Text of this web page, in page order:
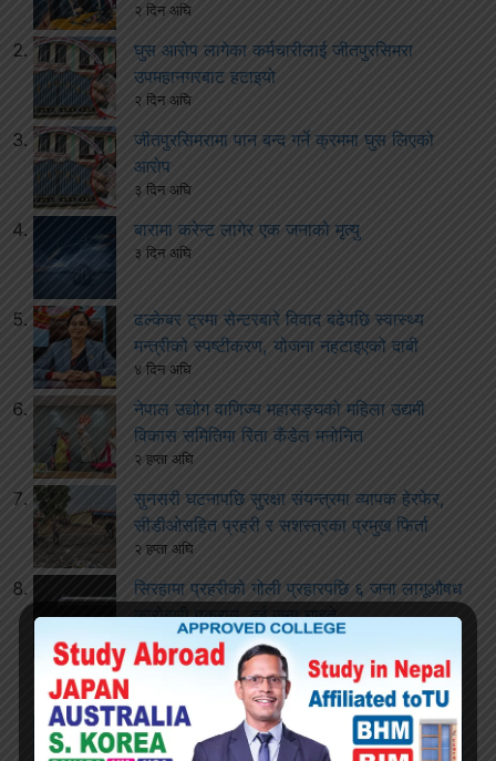
२ दिन अघि
घुस आरोप लागेका कर्मचारीलाई जीतपुरसिमरा
उपमहानगरबाट हटाइयो
२ दिन अघि
जीतपुरसिमरामा पान बन्द गर्ने क्रममा घुस लिएको
आरोप
३ दिन अघि
बारामा करेन्ट लागेर एक जनाको मृत्यु
३ दिन अघि
ढल्केबर ट्रमा सेन्टरबारे विवाद बढेपछि स्वास्थ्य
मन्त्रीको स्पष्टीकरण, योजना नहटाइएको दाबी
४ दिन अघि
नेपाल उद्योग वाणिज्य महासङ्घको महिला उद्यमी
विकास समितिमा रिता कँडेल मनोनित
२ हप्ता अघि
सुनसरी घटनापछि सुरक्षा संयन्त्रमा व्यापक हेरफेर,
सीडीओसहित प्रहरी र सशस्त्रका प्रमुख फिर्ता
२ हप्ता अघि
सिरहामा प्रहरीको गोली प्रहारपछि ६ जना लागूऔषध
कारोबारी पक्राउ, दुई जना घाइते
२ हप्ता अघि